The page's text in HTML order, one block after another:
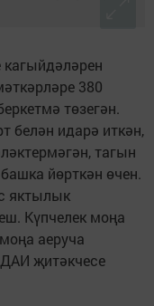
380
төзегән.
белән идарә иткән,
тагын
йөрткән өчен.
яктылык
Күпчелек моңа
аеруча
ДАИ җитәкчесе